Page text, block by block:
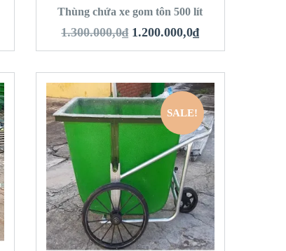
Thùng chứa xe gom tôn 500 lít
1.300.000,0₫ 1.200.000,0₫
SALE!
QUICK LOOK
VIEW DETAILS
THÊM VÀO GIỎ HÀNG